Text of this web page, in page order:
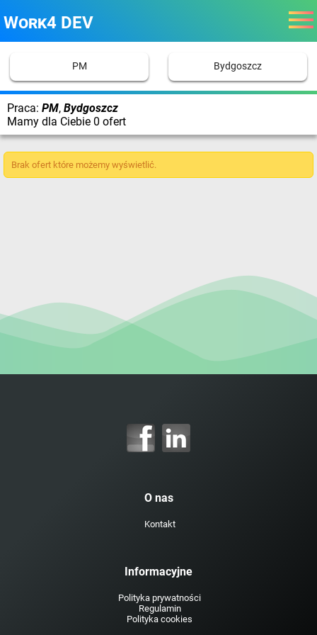
Work4 DEV
PM Bydgoszcz
Praca: PM, Bydgoszcz
Mamy dla Ciebie 0 ofert
Brak ofert które możemy wyświetlić.
O nas
Kontakt
Informacyjne
Polityka prywatności
Regulamin
Polityka cookies